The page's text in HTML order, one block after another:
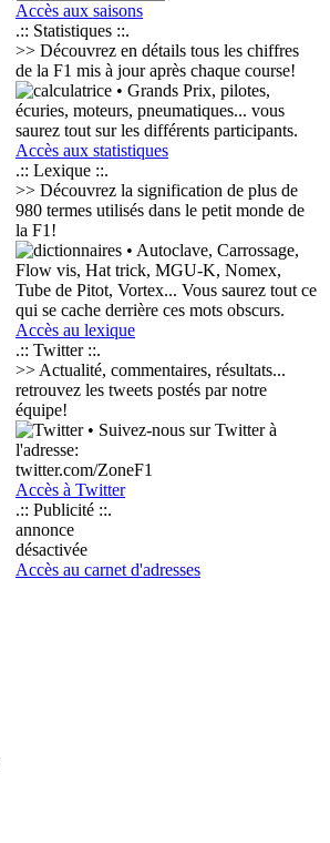
Accès aux saisons
.:: Statistiques ::.
>> Découvrez en détails tous les chiffres
de la F1 mis à jour après chaque course!
• Grands Prix, pilotes,
écuries, moteurs, pneumatiques... vous
saurez tout sur les différents participants.
Accès aux statistiques
.:: Lexique ::.
>> Découvrez la signification de plus de
980 termes utilisés dans le petit monde de
la F1!
• Autoclave, Carrossage,
Flow vis, Hat trick, MGU-K, Nomex,
Tube de Pitot, Vortex... Vous saurez tout ce
qui se cache derrière ces mots obscurs.
Accès au lexique
.:: Twitter ::.
>> Actualité, commentaires, résultats...
retrouvez les tweets postés par notre
équipe!
• Suivez-nous sur Twitter à
l'adresse:
twitter.com/ZoneF1
Accès à Twitter
.:: Publicité ::.
annonce
désactivée
Accès au carnet d'adresses